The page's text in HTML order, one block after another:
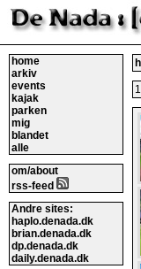
home
arkiv
events
kajak
parken
mig
blandet
alle
om/about
rss-feed
Andre sites:
haplo.denada.dk
brian.denada.dk
dp.denada.dk
daily.denada.dk